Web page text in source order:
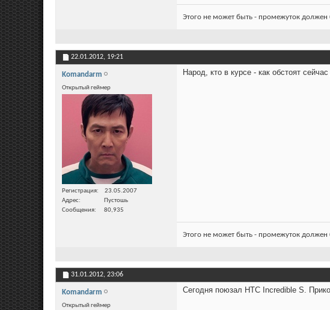
Этого не может быть - промежуток должен
22.01.2012, 19:21
Komandarm
Открытый геймер
Регистрация
23.05.2007
Адрес
Пустошь
Сообщения
80,935
Народ, кто в курсе - как обстоят
Этого не может быть - промежуток должен
31.01.2012, 23:06
Komandarm
Открытый геймер
Сегодня поюзал HTC Incredible S.